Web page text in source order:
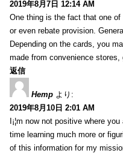
2019年8月7日 12:14 AM
One thing is the fact that one
or even rebate provision.
Depending on the cards, you
made from convenience stores,
返信
Hemp より:
2019年8月10日 2:01 AM
I¡¦m now not positive where
time learning much more or
of this information for my